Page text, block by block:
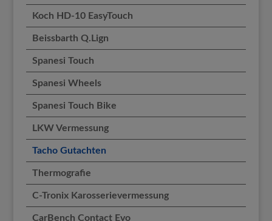
Koch HD-10 EasyTouch
Beissbarth Q.Lign
Spanesi Touch
Spanesi Wheels
Spanesi Touch Bike
LKW Vermessung
Tacho Gutachten
Thermografie
C-Tronix Karosserievermessung
CarBench Contact Evo